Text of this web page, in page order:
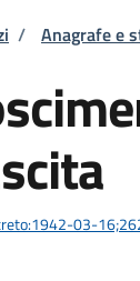
di
/ Anagrafe e
03-